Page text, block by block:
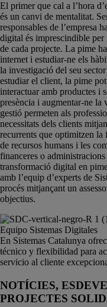
El primer que cal a l’hora
és un canvi de mentalitat.
responsables de l’empresa
digital és imprescindible
de cada projecte. La pime
internet i estudiar-ne els
la investigació del seu
estudiar el client, la pime
interactuar amb productes i
presència i augmentar-ne
gestió permeten als
necessitats dels clients
recurrents que optimitzen
de recursos humans i les
financeres o
transformació digital en
amb l’equip d’experts de
procés mitjançant un
objectius.
Equipo Sistemas Digitales
En Sistemas Catalunya
técnico y flexibilidad para
servicio al cliente
NOTÍCIES,
PROJECTES